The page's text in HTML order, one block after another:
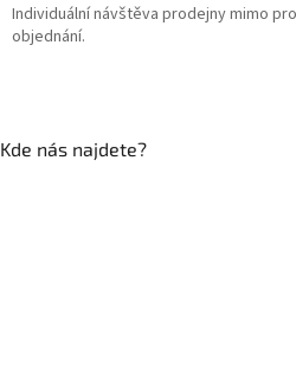
Individuální návštěva prodejny mimo
objednání.
Kde nás najdete?